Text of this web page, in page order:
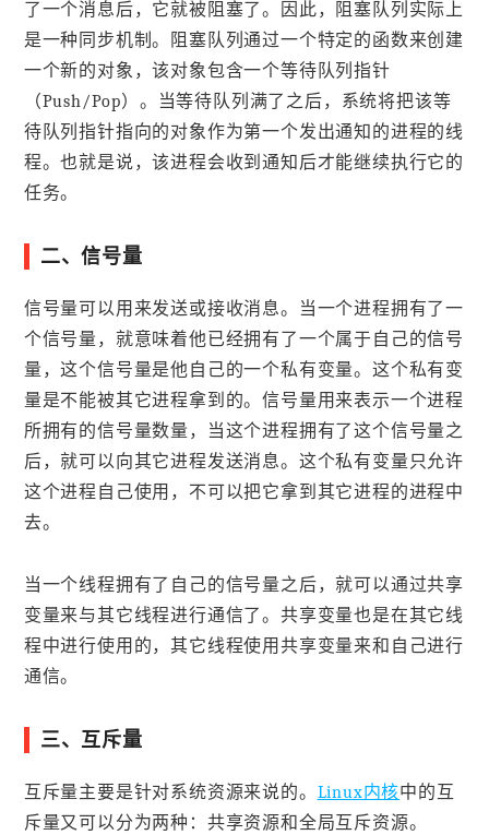
了一个消息后，它就被阻塞了。因此，阻塞队列实际上
是一种同步机制。阻塞队列通过一个特定的函数来创建
一个新的对象，该对象包含一个等待队列指针
（Push/Pop）。当等待队列满了之后，系统将把该等
待队列指针指向的对象作为第一个发出通知的进程的线
程。也就是说，该进程会收到通知后才能继续执行它的
任务。
二、信号量
信号量可以用来发送或接收消息。当一个进程拥有了一
个信号量，就意味着他已经拥有了一个属于自己的信号
量，这个信号量是他自己的一个私有变量。这个私有变
量是不能被其它进程拿到的。信号量用来表示一个进程
所拥有的信号量数量，当这个进程拥有了这个信号量之
后，就可以向其它进程发送消息。这个私有变量只允许
这个进程自己使用，不可以把它拿到其它进程的进程中
去。
当一个线程拥有了自己的信号量之后，就可以通过共享
变量来与其它线程进行通信了。共享变量也是在其它线
程中进行使用的，其它线程使用共享变量来和自己进行
通信。
三、互斥量
互斥量主要是针对系统资源来说的。 Linux内核中的互
斥量又可以分为两种：共享资源和全局互斥资源。